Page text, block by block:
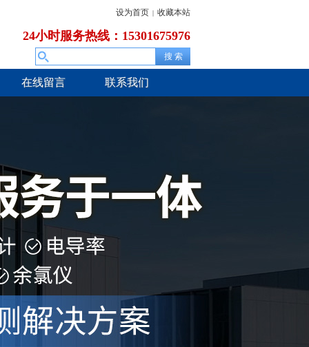
设为首页 | 收藏本站
24小时服务热线：15301675976
在线留言 联系我们